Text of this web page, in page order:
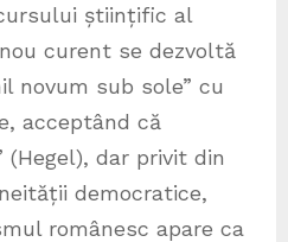
științific al
curent se dezvoltă
novum sub sole” cu
acceptând că
(Hegel), dar privit din
democratice,
românesc apare ca